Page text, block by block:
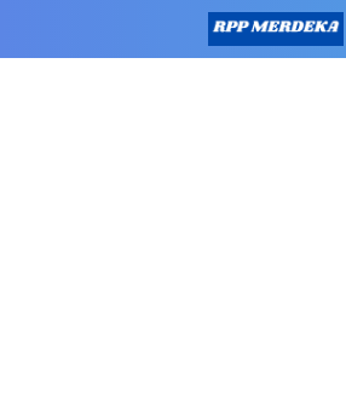
window.googletag =
0').addService(googletag.pubads());